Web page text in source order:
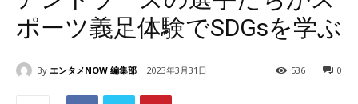
ポーツ義足体験でSDGsを学ぶ
By エンタメNOW 編集部 2023年3月31日 0
536